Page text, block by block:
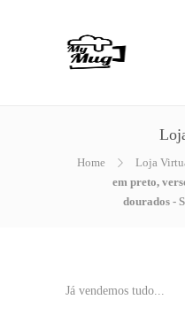
Home Loja
em preto,
dourados -
Já vendemos tudo...